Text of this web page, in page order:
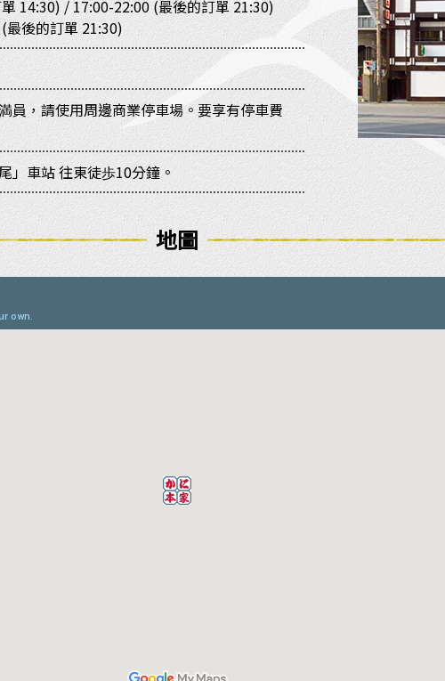
14:30) / 17:00-22:00 (最後的訂單 21:30)
後的訂單 21:30)
員，請使用周邊商業停車場。要享有停車費
」車站 往東徒歩10分鐘。
地圖